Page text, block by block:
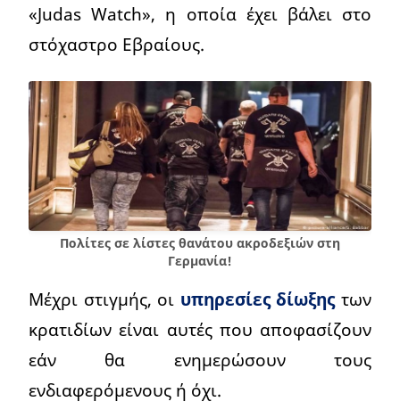
«Judas Watch», η οποία έχει βάλει στο
στόχαστρο Εβραίους.
Πολίτες σε λίστες θανάτου ακροδεξιών στη
Γερμανία!
Μέχρι στιγμής, οι υπηρεσίες δίωξηςτων
κρατιδίων είναι αυτές που αποφασίζουν
εάν θα ενημερώσουν τους
ενδιαφερόμενους ή όχι.